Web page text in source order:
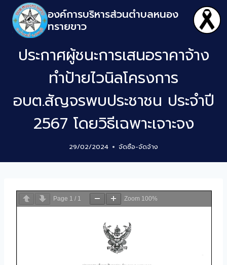
องค์การบริหารส่วนตำบลหนอง
ทรายขาว
ประกาศผู้ชนะการเสนอราคาจ้าง
ทำป้ายไวนิลโครงการ
อบต.สัญจรพบประชาชน ประจำปี
2567 โดยวิธีเฉพาะเจาะจง
29/02/2024 จัดซิ้อ-จัดจ้าง
Page 1 / 1 Zoom 100%